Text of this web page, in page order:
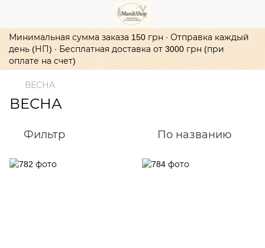
Минимальная сумма заказа 150 грн ∙ Отправка каждый
день (НП) ∙ Бесплатная доставка от 3000 грн (при
оплате на счет)
ВЕСНА
ВЕСНА
Фильтр По названию